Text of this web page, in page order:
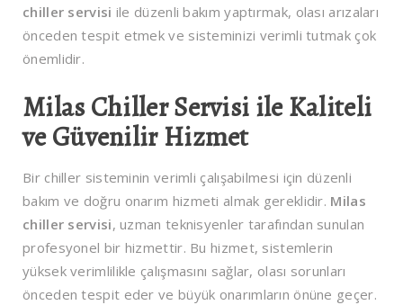
chiller servisi ile düzenli bakım yaptırmak, olası arızaları
önceden tespit etmek ve sisteminizi verimli tutmak çok
önemlidir.
Milas Chiller Servisi ile Kaliteli
ve Güvenilir Hizmet
Bir chiller sisteminin verimli çalışabilmesi için düzenli
bakım ve doğru onarım hizmeti almak gereklidir. Milas
chiller servisi, uzman teknisyenler tarafından sunulan
profesyonel bir hizmettir. Bu hizmet, sistemlerin
yüksek verimlilikle çalışmasını sağlar, olası sorunları
önceden tespit eder ve büyük onarımların önüne geçer.